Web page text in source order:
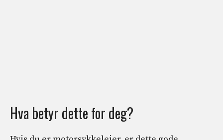
Hva betyr dette for deg?